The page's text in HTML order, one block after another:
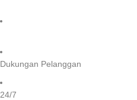
Dukungan Pelanggan
24/7